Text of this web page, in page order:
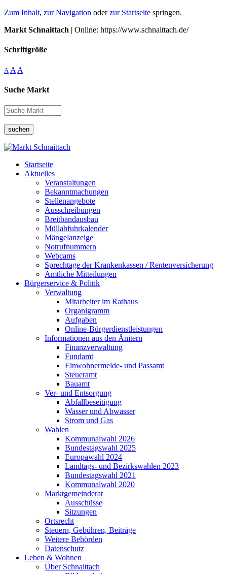
Zum Inhalt, zur Navigation oderzur Startseite springen.
Markt Schnaittach | Online: https://www.schnaittach.de/
Schriftgröße
A A A
Suche Markt
suchen
Startseite
Aktuelles
Veranstaltungen
Bekanntmachungen
Stellenangebote
Ausschreibungen
Breitbandausbau
Müllabfuhrkalender
Mängelanzeige
Notrufnummern
Webcams
Sprechtage der Krankenkassen / Rentenversicherung
Amtliche Mitteilungen
Bürgerservice & Politik
Verwaltung
Mitarbeiter im Rathaus
Organigramm
Aufgaben
Online-Bürgerdienstleistungen
Informationen aus den Ämtern
Finanzverwaltung
Fundamt
Einwohnermelde- und Passamt
Steueramt
Bauamt
Ver- und Entsorgung
Abfallbeseitigung
Wasser und Abwasser
Strom und Gas
Wahlen
Kommunalwahl 2026
Bundestagswahl 2025
Europawahl 2024
Landtags- und Bezirkswahlen 2023
Bundestagswahl 2021
Kommunalwahl 2020
Marktgemeinderat
Ausschüsse
Sitzungen
Ortsrecht
Steuern, Gebühren, Beiträge
Weitere Behörden
Datenschutz
Leben & Wohnen
Über Schnaittach